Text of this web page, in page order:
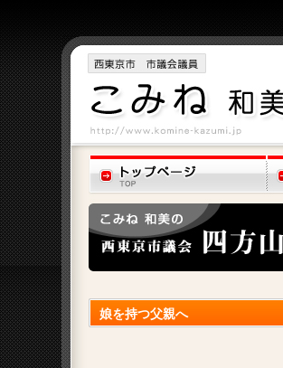
娘を持つ父親へ